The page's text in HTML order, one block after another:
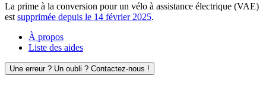
La prime à la conversion pour un vélo à assistance électrique (VAE)
est supprimée depuis le 14 février 2025.
À propos
Liste des aides
Une erreur ? Un oubli ? Contactez-nous !